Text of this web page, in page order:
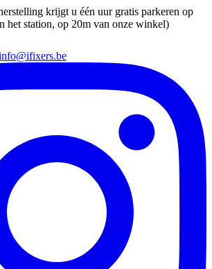
krijgt u één uur gratis parkeren op
het station, op 20m van onze winkel)